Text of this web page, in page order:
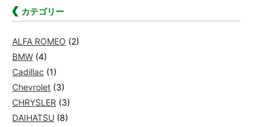
カテゴリー
ALFA ROMEO (2)
BMW (4)
Cadillac (1)
Chevrolet (3)
CHRYSLER (3)
DAIHATSU (8)